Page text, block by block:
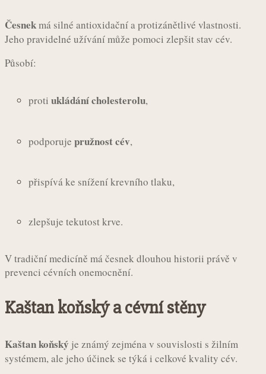
Česnekmá silné antioxidační a protizánětlivé vlastnosti.
Jeho pravidelné užívání může pomoci zlepšit stav cév.
Působí:
proti ukládání cholesterolu,
podporuje pružnost cév,
přispívá ke snížení krevního tlaku,
zlepšuje tekutost krve.
V tradiční medicíně má česnek dlouhou historii právě v
prevenci cévních onemocnění.
Kaštan koňský a cévní stěny
Kaštan koňský je známý zejména v souvislosti s žilním
systémem, ale jeho účinek se týká i celkové kvality cév.